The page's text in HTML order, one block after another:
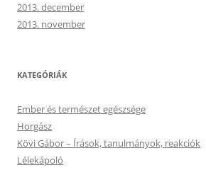
2013. december
2013. november
KATEGÓRIÁK
Ember és természet egészsége
Horgász
Kövi Gábor – Írások, tanulmányok, reakciók
Lélekápoló